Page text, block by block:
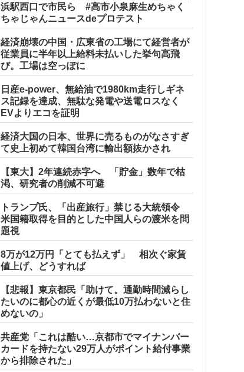
浜駅西口で市民ら #高市小泉麻生めちゃく
ちゃじゃんニュースdeプロテスト
経済崩壊の中国・広東省の工場にて経営者が
従業員に半年以上給料未払いした挙句高飛
び。工場は空っぽに
日産e-power、無給油で1980km走行しギネ
ス記録を達成、無駄な発電や送電ロスなく
EVよりエコを証明
経済大国の日本、世界に売るものがなさすぎ
て史上初めて韓国台湾に輸出額抜かされ
【東大】2年連続赤字へ 「貯金」数年で枯
渇、研究者の削減不可避
トランプ氏、「出産旅行」禁じる大統領令
米国籍取得を目的とした中国人らの渡米を問
題視
8万が12万円「とても払えず」 相次ぐ家賃
値上げ、どうすれば
【悲報】東京都民「助けて。通勤時間減らし
たいのに都心の近くが最低10万払わないと住
めないの」
共産党「これは酷い…京都市でマイナンバー
カードを持たない29万人がポイント給付事業
から排除された」